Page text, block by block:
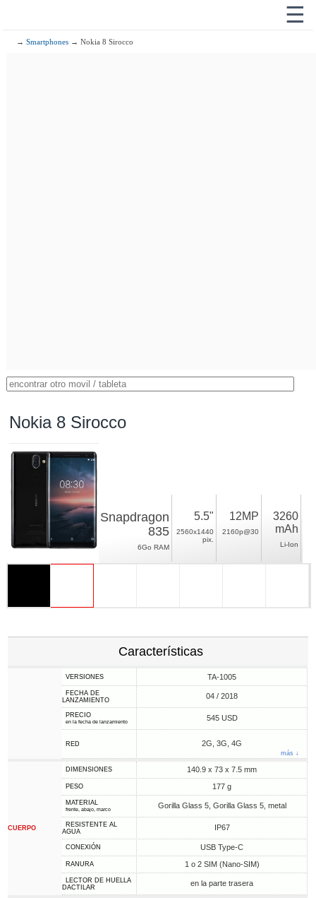
☰
→Smartphones → Nokia 8 Sirocco
Nokia 8 Sirocco
Snapdragon
835
6Go RAM
5.5"
2560x1440
pix.
12MP
2160p@30
3260
mAh
Li-Ion
Características
VERSIONES TA-1005
FECHA DE
LANZAMIENTO
04 / 2018
PRECIO
en la fecha de lanzamiento 545 USD
RED 2G, 3G, 4G
más ↓
CUERPO
DIMENSIONES 140.9 x 73 x 7.5 mm
PESO 177 g
MATERIAL
frente, abajo, marco Gorilla Glass 5, Gorilla Glass 5, metal
RESISTENTE AL
AGUA
IP67
CONEXIÓN USB Type-C
RANURA 1 o 2 SIM (Nano-SIM)
LECTOR DE HUELLA
DACTILAR
en la parte trasera